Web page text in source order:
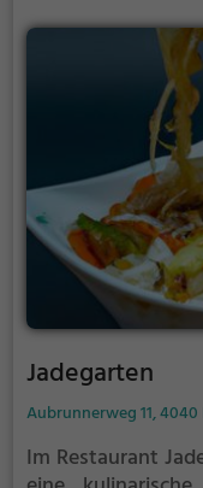
kulinarisches
Jadegarten
Aubrunnerweg 11, 4040
Im Restaurant